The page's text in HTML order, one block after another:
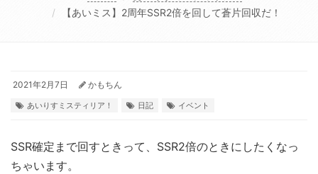
【あいミス】2周年SSR2倍を回して蒼片回収だ！
2021年2月7日 かもちん
あいりすミスティリア！ 日記 イベント
SSR確定まで回すときって、SSR2倍のときにしたくなっ
ちゃいます。